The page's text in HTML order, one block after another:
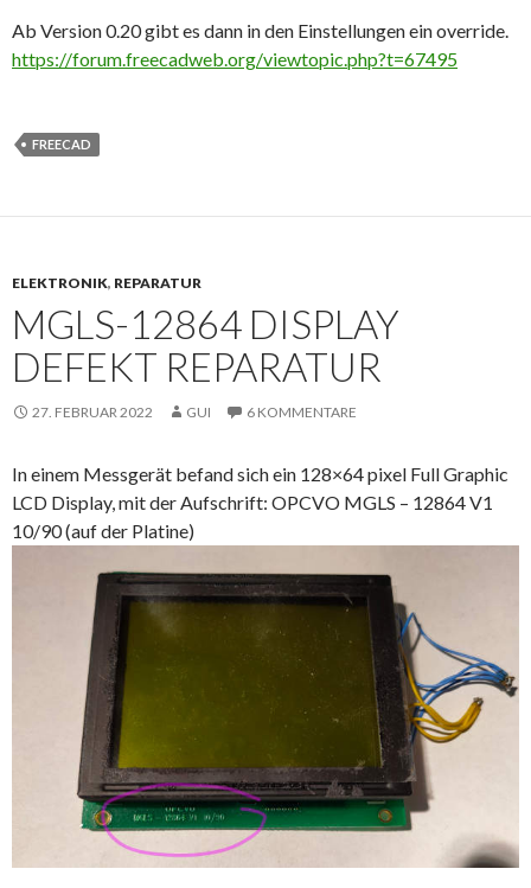
Ab Version 0.20 gibt es dann in den Einstellungen ein override.
https://forum.freecadweb.org/viewtopic.php?t=67495
FREECAD
ELEKTRONIK, REPARATUR
MGLS-12864 DISPLAY
DEFEKT REPARATUR
27. FEBRUAR 2022 GUI 6 KOMMENTARE
In einem Messgerät befand sich ein 128×64 pixel Full Graphic
LCD Display, mit der Aufschrift: OPCVO MGLS – 12864 V1
10/90 (auf der Platine)